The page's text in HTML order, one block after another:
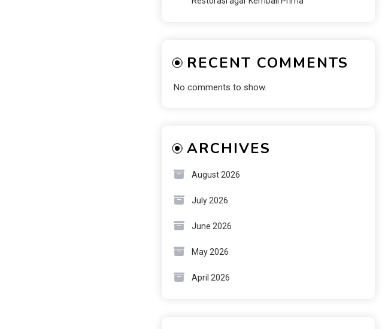
RECENT COMMENTS
No comments to show.
ARCHIVES
August 2026
July 2026
June 2026
May 2026
April 2026